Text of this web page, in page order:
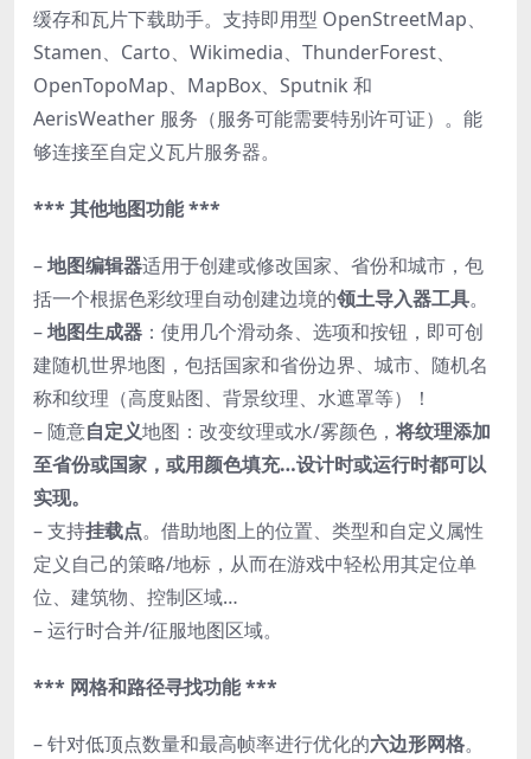
缓存和瓦片下载助手。支持即用型 OpenStreetMap、
Stamen、Carto、Wikimedia、ThunderForest、
OpenTopoMap、MapBox、Sputnik 和
AerisWeather 服务（服务可能需要特别许可证）。能
够连接至自定义瓦片服务器。
*** 其他地图功能 ***
–地图编辑器适用于创建或修改国家、省份和城市，包
括一个根据色彩纹理自动创建边境的领土导入器工具。
–地图生成器 ：使用几个滑动条、选项和按钮，即可创
建随机世界地图，包括国家和省份边界、城市、随机名
称和纹理（高度贴图、背景纹理、水遮罩等）！
– 随意自定义地图：改变纹理或水/雾颜色，将纹理添加
至省份或国家，或用颜色填充…设计时或运行时都可以
实现。
– 支持挂载点。借助地图上的位置、类型和自定义属性
定义自己的策略/地标，从而在游戏中轻松用其定位单
位、建筑物、控制区域…
– 运行时合并/征服地图区域。
*** 网格和路径寻找功能 ***
– 针对低顶点数量和最高帧率进行优化的六边形网格。